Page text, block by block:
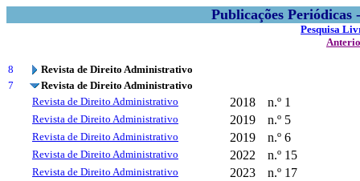
Publicações
Pesquisa
8
Revista de Direito Administrativo
7
Revista de Direito Administrativo
Revista de Direito Administrativo
2018 n.º 1
Revista de Direito Administrativo 2019 n.º 5
Revista de Direito Administrativo 2019 n.º 6
Revista de Direito Administrativo 2022 n.º 15
Revista de Direito Administrativo 2023 n.º 17